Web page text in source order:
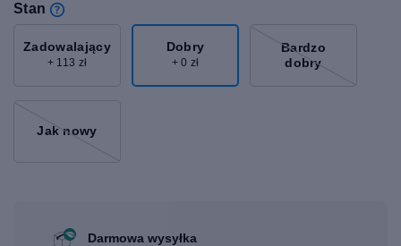
Stan
Zadowalający
+ 113 zł
Dobry
+ 0 zł
Bardzo
dobry
Jak nowy
Darmowa wysyłka